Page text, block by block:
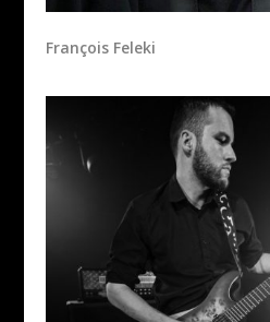
François Feleki